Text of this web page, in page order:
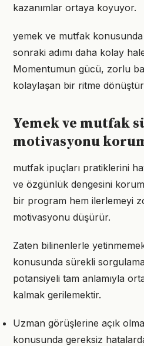
kazanımlar ortaya koyuyor.
yemek ve mutfak konusunda
sonraki adımı daha kolay
Momentumun gücü, zorlu
kolaylaşan bir ritme
Yemek ve mutfak
motivasyonu
mutfak ipuçları pratiklerini
ve özgünlük dengesini
bir program hem ilerlemeyi
motivasyonu düşürür.
Zaten bilinenlerle
konusunda sürekli
potansiyeli tam anlamıyla
kalmak gerilemektir.
Uzman görüşlerine açık
konusunda gereksiz